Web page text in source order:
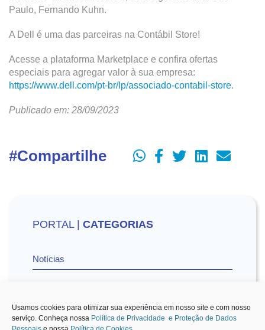
Usamos cookies para otimizar sua experiência em nosso site e com nosso
serviço. Conheça nossa Política de Privacidade e Proteção de Dados
Paulo, Fernando Kuhn.
A Dell é uma das parceiras na Contábil Store!
Acesse a plataforma Marketplace e confira ofertas
especiais para agregar valor à sua empresa:
https://www.dell.com/pt-br/lp/associado-contabil-store.
Publicado em: 28/09/2023
#Compartilhe
PORTAL | CATEGORIAS
Notícias